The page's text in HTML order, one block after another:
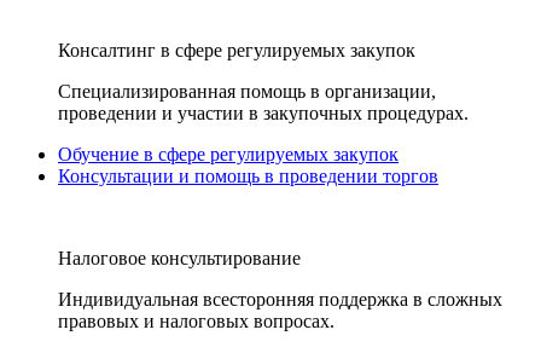
Консалтинг в сфере регулируемых закупок
Специализированная помощь в организации,
проведении и участии в закупочных процедурах.
Обучение в сфере регулируемых закупок
Консультации и помощь в проведении торгов
Налоговое консультирование
Индивидуальная всесторонняя поддержка в сложных
правовых и налоговых вопросах.